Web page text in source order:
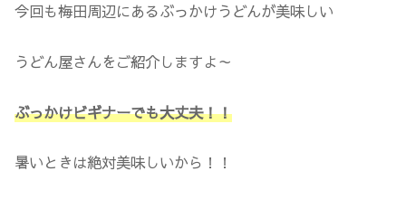
今回も梅田周辺にあるぶっかけうどんが美味しい
うどん屋さんをご紹介しますよ～
ぶっかけビギナーでも大丈夫！！
暑いときは絶対美味しいから！！